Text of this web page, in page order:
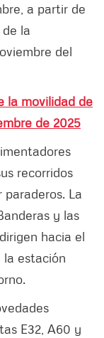
a partir de
la
del
la movilidad de
de 2025
recorridos
La
y las
hacia el
la estación
E32, A60 y